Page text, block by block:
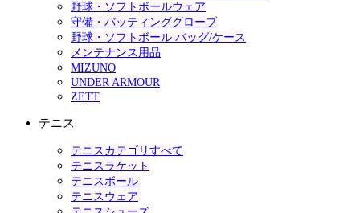
野球・ソフトボールウェア
守備・バッティンググローブ
野球・ソフトボール バッグ/ケース
メンテナンス用品
MIZUNO
UNDER ARMOUR
ZETT
テニス
テニスカテゴリすべて
テニスラケット
テニスボール
テニスウェア